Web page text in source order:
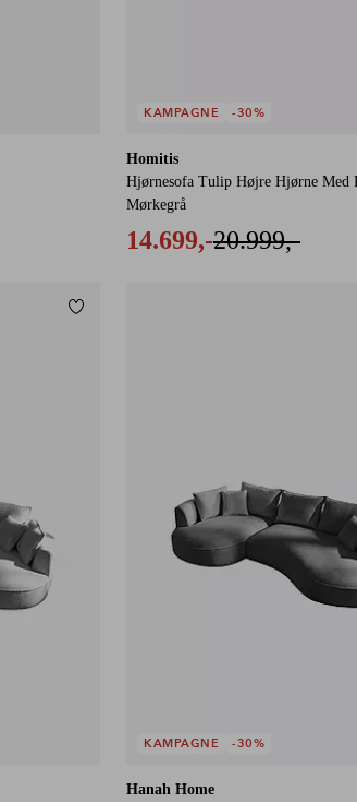
Homitis
Hjørnesofa Tulip Højre Hjørne Med
Mørkegrå
14.699,-20.999,-
KAMPAGNE -30%
Tilføj til favoritter
Hanah Home
KAMPAGNE -30%